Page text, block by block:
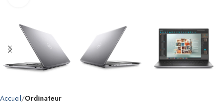
Accueil Ordinateur